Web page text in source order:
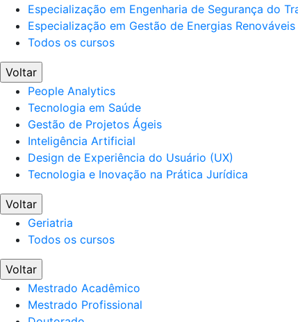
Especialização em Engenharia de Segurança do
Especialização em Gestão de Energias Renováveis
Todos os cursos
Voltar
People Analytics
Tecnologia em Saúde
Gestão de Projetos Ágeis
Inteligência Artificial
Design de Experiência do Usuário (UX)
Tecnologia e Inovação na Prática Jurídica
Voltar
Geriatria
Todos os cursos
Voltar
Mestrado Acadêmico
Mestrado Profissional